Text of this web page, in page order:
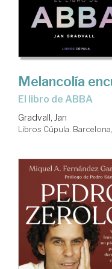
Melancolía
El libro de ABBA
Gradvall, Jan
Libros Cúpula.